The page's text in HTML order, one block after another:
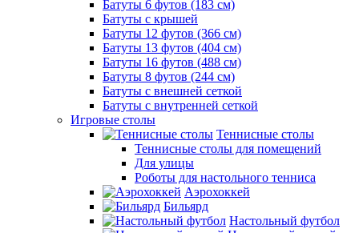
Батуты 6 футов (183 см)
Батуты с крышей
Батуты 12 футов (366 см)
Батуты 13 футов (404 см)
Батуты 16 футов (488 см)
Батуты 8 футов (244 см)
Батуты с внешней сеткой
Батуты с внутренней сеткой
Игровые столы
Теннисные столы
Теннисные столы для помещений
Для улицы
Роботы для настольного тенниса
Аэрохоккей
Бильярд
Настольный футбол